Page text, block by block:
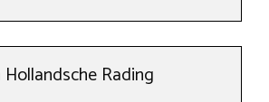
Rading